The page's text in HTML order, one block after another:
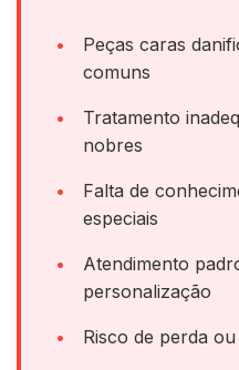
Peças caras
comuns
Tratamento
nobres
Falta de
especiais
Atendimento
personalização
Risco de perda